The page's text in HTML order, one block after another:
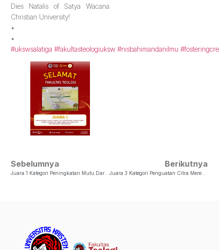
Dies Natalis of Satya Wacana
Christian University!
•
•
#ukswsalatiga #fakultasteologiuksw #nisbahimandanilmu
Sebelumnya Berikutnya
Juara 3 Kategori Penguatan Citra Merek/Branding Universitas Sebagai World Class University